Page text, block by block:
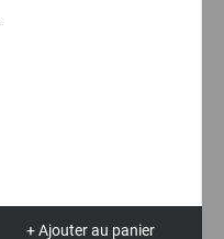
+ Ajouter au panier